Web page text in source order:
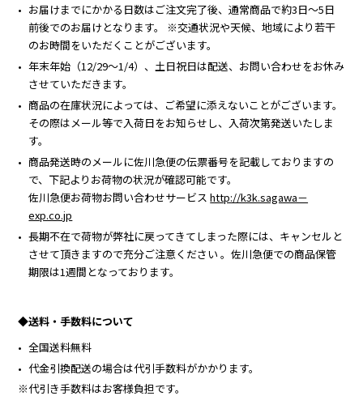
お届けまでにかかる日数はご注文完了後、通常商品で約3日～5日
前後でのお届けとなります。 ※交通状況や天候、地域により若干
のお時間をいただくことがございます。
年末年始（12/29～1/4）、土日祝日は配送、お問い合わせをお休み
させていただきます。
商品の在庫状況によっては、ご希望に添えないことがございます。
その際はメール等で入荷日をお知らせし、入荷次第発送いたしま
す。
商品発送時のメールに佐川急便の伝票番号を記載しておりますの
で、下記よりお荷物の状況が確認可能です。
佐川急便お荷物お問い合わせサービスhttp://k3k.sagawa－
exp.co.jp
長期不在で荷物が弊社に戻ってきてしまった際には、キャンセルと
させて頂きますので充分ご注意ください 。佐川急便での商品保管
期限は1週間となっております。
◆送料・手数料について
全国送料無料
代金引換配送の場合は代引手数料がかかります。
※代引き手数料はお客様負担です。